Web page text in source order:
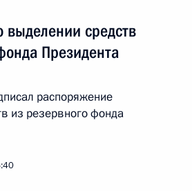
выделении средств
Президента
распоряжение
из резервного фонда